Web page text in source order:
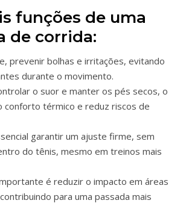
funções de uma
de corrida:
prevenir bolhas e irritações, evitando
durante o movimento.
o suor e manter os pés secos, o
conforto térmico e reduz riscos de
garantir um ajuste firme, sem
do tênis, mesmo em treinos mais
é reduzir o impacto em áreas
para uma passada mais